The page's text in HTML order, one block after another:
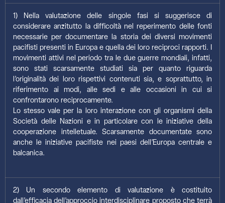
1) Nella valutazione delle singole fasi si suggerisce di
considerare anzitutto la difficoltà nel reperimento delle fonti
necessarie per documentare la storia dei diversi movimenti
pacifisti presenti in Europa e quella dei loro reciproci rapporti. I
movimenti attivi nel periodo tra le due guerre mondiali, infatti,
sono stati scarsamente studiati sia per quanto riguarda
l’originalità dei loro rispettivi contenuti sia, e soprattutto, in
riferimento ai modi, alle sedi e alle occasioni in cui si
confrontarono reciprocamente.
Lo stesso vale per la loro interazione con gli organismi della
Società delle Nazioni e in particolare con le iniziative della
cooperazione intelletuale. Scarsamente documentate sono
anche le iniziative pacifiste nei paesi dell’Europa centrale e
balcanica.
2) Un secondo elemento di valutazione è costituito
dall’efficacia dell’approccio interdisciplinare proposto che terrà